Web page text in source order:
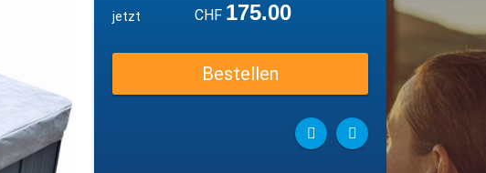
jetzt CHF 175.00
Bestellen